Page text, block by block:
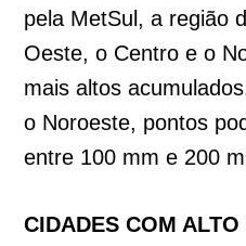
pela MetSul, a região
Oeste, o Centro e o
mais altos
o Noroeste, pontos
entre 100 mm e 200
CIDADES COM ALTO